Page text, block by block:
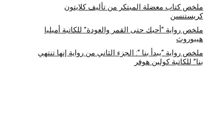
ملخص كتاب معضلة المبتكر من تأليف كلايتون
كريستنسن
ملخص رواية “أحبك حتى القمر والعودة” للكاتبة أميليا
هيبوروث
ملخص رواية “يبدأ بنا “: الجزء الثاني من رواية إنها تنتهي
بنا” للكاتبة كولين هوفر